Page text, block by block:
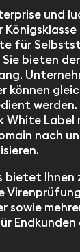
und
für
Sie bieten
können
White Label
nach
bietet
sowie
Endkunden